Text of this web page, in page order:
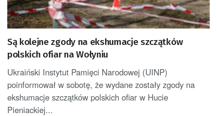
Są kolejne zgody na ekshumacje szczątków
polskich ofiar na Wołyniu
Ukraiński Instytut Pamięci Narodowej (UINP)
poinformował w sobotę, że wydane zostały zgody na
ekshumacje szczątków polskich ofiar w Hucie
Pieniackiej...